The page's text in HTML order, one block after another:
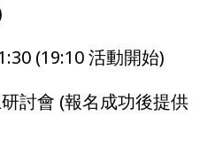
(19:10 活動開始)
討會 (報名成功後提供